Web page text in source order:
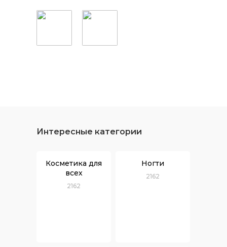
Интересные категории
Косметика для
всех
2162
Ногти
2162